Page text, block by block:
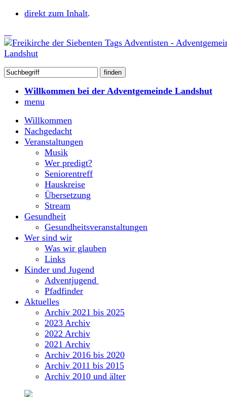
direkt zum Inhalt.
Willkommen bei der Adventgemeinde Landshut
menu
Willkommen
Nachgedacht
Veranstaltungen
Musik
Wer predigt?
Seniorentreff
Hauskreise
Übersetzung
Stream
Gesundheit
Gesundheitsveranstaltungen
Wer sind wir
Was wir glauben
Links
Kinder und Jugend
Adventjugend
Pfadfinder
Aktuelles
Archiv 2021 bis 2025
2023 Archiv
2022 Archiv
2021 Archiv
Archiv 2016 bis 2020
Archiv 2011 bis 2015
Archiv 2010 und älter